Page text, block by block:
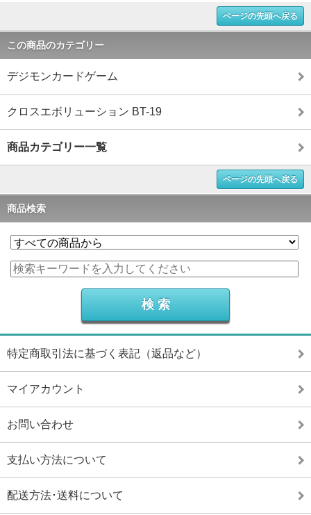
ページの先頭へ戻る
この商品のカテゴリー
デジモンカードゲーム
クロスエボリューション BT-19
商品カテゴリー一覧
ページの先頭へ戻る
商品検索
特定商取引法に基づく表記（返品など）
マイアカウント
お問い合わせ
支払い方法について
配送方法･送料について